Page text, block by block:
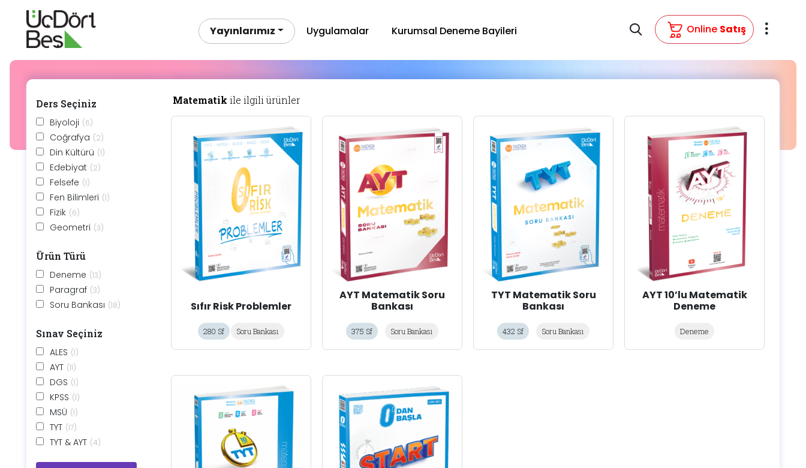
Yayınlarımız Uygulamalar Kurumsal Deneme Bayileri Online Satış
Ders Seçiniz
Biyoloji (6)
Coğrafya (2)
Din Kültürü (1)
Edebiyat (2)
Felsefe (1)
Fen Bilimleri (1)
Fizik (6)
Geometri (3)
Matematik
Sosyal Bilgiler
Tarih (1)
Tüm Dersler (1)
Ürün Türü
Deneme (13)
Paragraf (3)
Soru Bankası (18)
Sınav Seçiniz
ALES (1)
AYT (11)
DGS (1)
KPSS (1)
MSÜ (1)
TYT (17)
TYT & AYT (4)
Matematik ile ilgili ürünler
Sıfır Risk Problemler
280 Sf Soru Bankası
AYT Matematik Soru
Bankası
375 Sf Soru Bankası
TYT Matematik Soru
Bankası
432 Sf Soru Bankası
AYT 10’lu Matematik
Deneme
Deneme